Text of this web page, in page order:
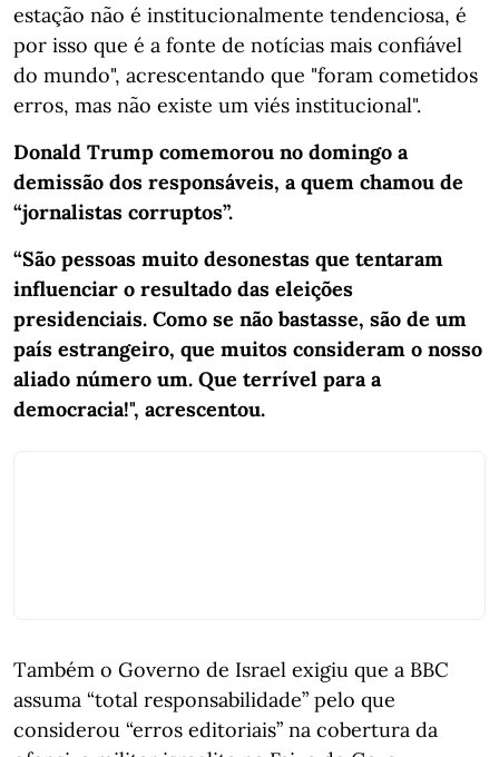
estação não é institucionalmente tendenciosa, é
por isso que é a fonte de notícias mais confiável
do mundo", acrescentando que "foram cometidos
erros, mas não existe um viés institucional".
Donald Trump comemorou no domingo a
demissão dos responsáveis, a quem chamou de
“jornalistas corruptos”.
“São pessoas muito desonestas que tentaram
influenciar o resultado das eleições
presidenciais. Como se não bastasse, são de um
país estrangeiro, que muitos consideram o nosso
aliado número um. Que terrível para a
democracia!", acrescentou.
Também o Governo de Israel exigiu que a BBC
assuma “total responsabilidade” pelo que
considerou “erros editoriais” na cobertura da